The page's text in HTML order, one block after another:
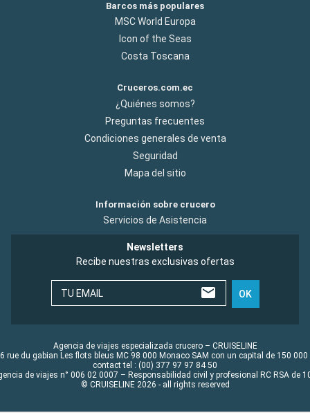
Barcos más populares
MSC World Europa
Icon of the Seas
Costa Toscana
Cruceros.com.ec
¿Quiénes somos?
Preguntas frecuentes
Condiciones generales de venta
Seguridad
Mapa del sitio
Información sobre crucero
Servicios de Asistencia
Newsletters
Recibe nuestras exclusivas ofertas
TU EMAIL OK
Agencia de viajes especializada crucero – CRUISELINE
rue du gabian Les flots bleus MC 98 000 Monaco SAM con un capital de 150 000
contact tel : (00) 377 97 97 84 50
de viajes n° 006 02 0007 – Responsabilidad civil y profesional RC RSA de
© CRUISELINE 2026 - all rights reserved